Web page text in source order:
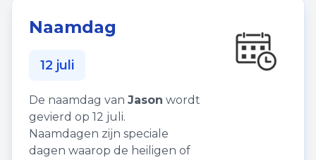
Naamdag
12 juli
De naamdag van Jason wordt
gevierd op 12 juli.
Naamdagen zijn speciale
dagen waarop de heiligen of